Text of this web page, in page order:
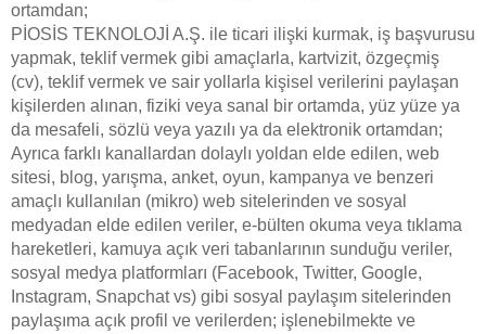
ortamdan;
PİOSİS TEKNOLOJİ A.Ş. ile ticari ilişki kurmak, iş başvurusu
yapmak, teklif vermek gibi amaçlarla, kartvizit, özgeçmiş
(cv), teklif vermek ve sair yollarla kişisel verilerini paylaşan
kişilerden alınan, fiziki veya sanal bir ortamda, yüz yüze ya
da mesafeli, sözlü veya yazılı ya da elektronik ortamdan;
Ayrıca farklı kanallardan dolaylı yoldan elde edilen, web
sitesi, blog, yarışma, anket, oyun, kampanya ve benzeri
amaçlı kullanılan (mikro) web sitelerinden ve sosyal
medyadan elde edilen veriler, e-bülten okuma veya tıklama
hareketleri, kamuya açık veri tabanlarının sunduğu veriler,
sosyal medya platformları (Facebook, Twitter, Google,
Instagram, Snapchat vs) gibi sosyal paylaşım sitelerinden
paylaşıma açık profil ve verilerden; işlenebilmekte ve